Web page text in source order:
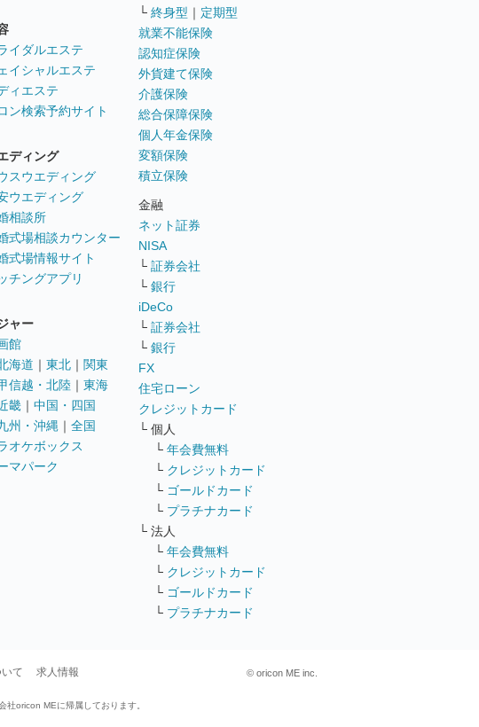
イダルエステ
イシャルエステ
ィエステ
ン検索予約サイト
ディング
スウエディング
ウエディング
相談所
式場相談カウンター
式場情報サイト
チングアプリ
ャー
館
海道 ｜ 東北 ｜ 関東
信越・北陸 ｜ 東海
畿 ｜ 中国・四国
州・沖縄 ｜ 全国
オケボックス
マパーク
└ 終身型 ｜ 定期型
就業不能保険
認知症保険
外貨建て保険
介護保険
総合保障保険
個人年金保険
変額保険
積立保険
金融
ネット証券
NISA
└ 証券会社
└ 銀行
iDeCo
└ 証券会社
└ 銀行
FX
住宅ローン
クレジットカード
└ 個人
└ 年会費無料
└ クレジットカード
└ ゴールドカード
└ プラチナカード
└ 法人
└ 年会費無料
└ クレジットカード
└ ゴールドカード
└ プラチナカード
て 求人情報 © oricon ME inc.
oricon MEに帰属しております。